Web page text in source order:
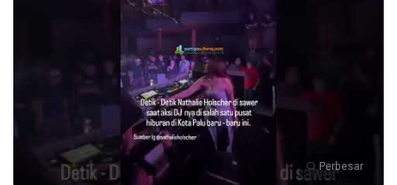
Perbesar